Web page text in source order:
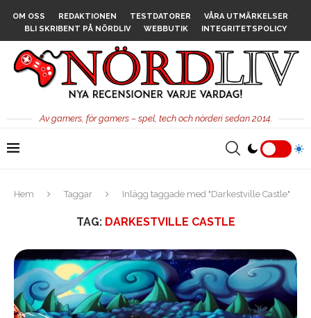
OM OSS REDAKTIONEN TESTDATORER
VÅRA UTMÄRKELSER
BLI SKRIBENT PÅ NÖRDLIV
WEBBUTIK INTEGRITETSPOLICY
Av gamers, för gamers – spel, tech och nörderi sedan 2014.
Hem Taggar Inlägg taggade med "Darkestville Castle"
TAG: DARKESTVILLE CASTLE